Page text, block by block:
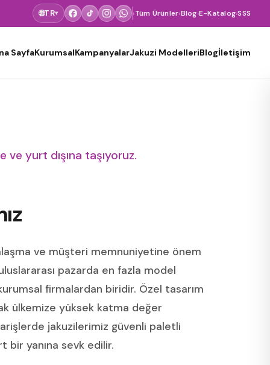
🌐TR▾ ›Tüm Ürünler›Blog›E-Katalog›SSS
SayfaKurumsalKampanyalarJakuzi ModelleriBlogİletişim
yurt dışına taşıyoruz.
ve müşteri memnuniyetine önem
pazarda en fazla model
firmalardan biridir. Özel tasarım
ülkemize yüksek katma değer
jakuzilerimiz güvenli paletli
bir yanına sevk edilir.